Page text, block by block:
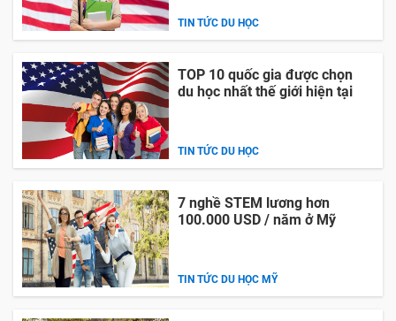
TIN TỨC DU HỌC
TOP 10 quốc gia được chọn
du học nhất thế giới hiện tại
TIN TỨC DU HỌC
7 nghề STEM lương hơn
100.000 USD / năm ở Mỹ
TIN TỨC DU HỌC MỸ